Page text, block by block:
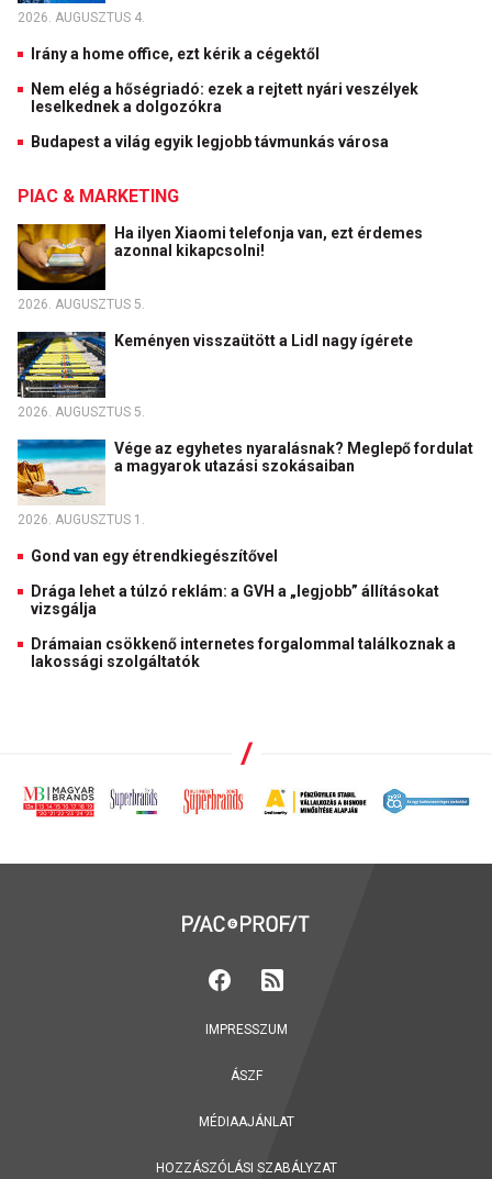
2026. AUGUSZTUS 4.
Irány a home office, ezt kérik a cégektől
Nem elég a hőségriadó: ezek a rejtett nyári veszélyek
leselkednek a dolgozókra
Budapest a világ egyik legjobb távmunkás városa
PIAC & MARKETING
Ha ilyen Xiaomi telefonja van, ezt érdemes
azonnal kikapcsolni!
2026. AUGUSZTUS 5.
Keményen visszaütött a Lidl nagy ígérete
2026. AUGUSZTUS 5.
Vége az egyhetes nyaralásnak? Meglepő fordulat
a magyarok utazási szokásaiban
2026. AUGUSZTUS 1.
Gond van egy étrendkiegészítővel
Drága lehet a túlzó reklám: a GVH a „legjobb” állításokat
vizsgálja
Drámaian csökkenő internetes forgalommal találkoznak a
lakossági szolgáltatók
IMPRESSZUM
ÁSZF
MÉDIAAJÁNLAT
HOZZÁSZÓLÁSI SZABÁLYZAT